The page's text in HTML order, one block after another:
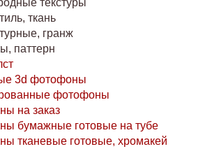
текстуры
ткань
гранж
паттерн
3d фотофоны
фотофоны
на заказ
бумажные готовые на тубе
тканевые готовые, хромакей